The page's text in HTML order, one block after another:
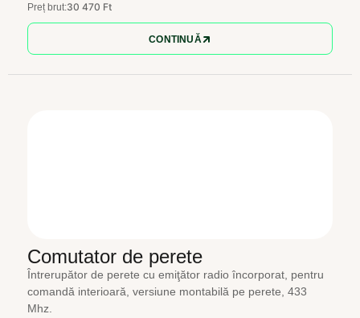
Preț brut:30 470 Ft
CONTINUĂ
Comutator de perete
Întrerupător de perete cu emiţător radio încorporat, pentru
comandă interioară, versiune montabilă pe perete, 433
Mhz.